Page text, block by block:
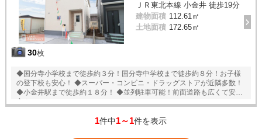
30枚
ＪＲ東北本線 小金井 徒歩19分
建物面積 112.61㎡
土地面積 172.65㎡
◆国分寺小学校まで徒歩約３分！国分寺中学校まで徒歩約８分！お子様
の登下校も安心！ ◆スーパー・コンビニ・ドラッグストアが近隣多数！
◆小金井駅まで徒歩約１８分！ ◆並列駐車可能！前面道路も広くて安
心！
1件中1～1件を表示